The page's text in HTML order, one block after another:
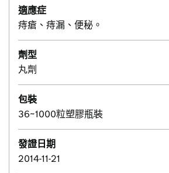
適應症
痔瘡、痔漏、便秘。
劑型
丸劑
包裝
36~1000粒塑膠瓶裝
發證日期
2014-11-21